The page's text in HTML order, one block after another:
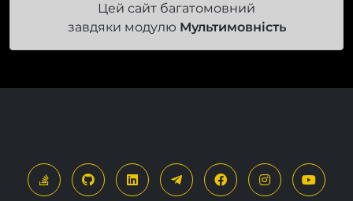
Цей сайт багатомовний
завдяки модулю Мультимовність